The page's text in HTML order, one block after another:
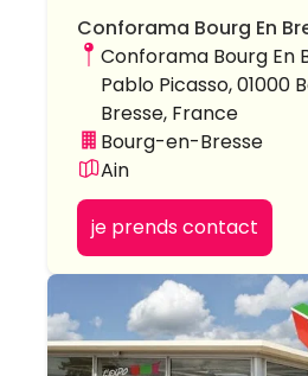
Conforama Bourg En
Conforama Bourg En
Pablo Picasso, 01000
Bresse, France
Bourg-en-Bresse
Ain
je prends contact